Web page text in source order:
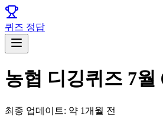
퀴즈 정답
농협 디깅퀴즈 7월
최종 업데이트: 약 1개월 전